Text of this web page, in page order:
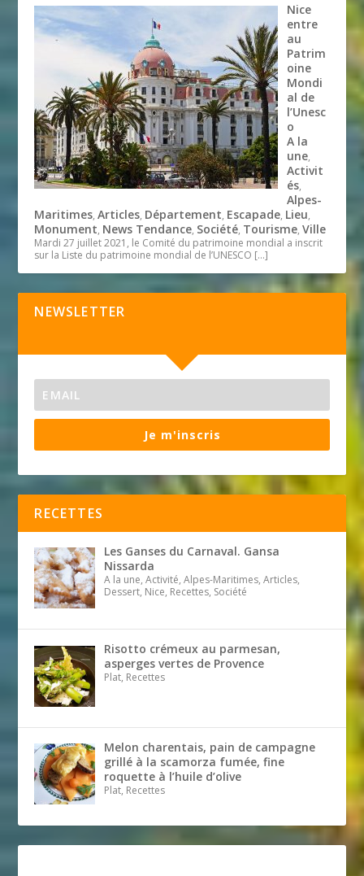
Nice
entre
au
Patrim
oine
Mondi
al de
l’Unesc
o
A la
une,
Activit
és,
Alpes-
Maritimes,Articles, Département, Escapade, Lieu,
Monument, News Tendance, Société, Tourisme,Ville
Mardi 27 juillet 2021, le Comité du patrimoine mondial a inscrit
sur la Liste du patrimoine mondial de l’UNESCO […]
NEWSLETTER
Je m'inscris
RECETTES
Les Ganses du Carnaval. Gansa
Nissarda
A la une, Activité, Alpes-Maritimes, Articles,
Dessert, Nice, Recettes, Société
Risotto crémeux au parmesan,
asperges vertes de Provence
Plat, Recettes
Melon charentais, pain de campagne
grillé à la scamorza fumée, fine
roquette à l’huile d’olive
Plat, Recettes